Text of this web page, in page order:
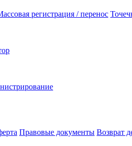
регистрация / перенос
Правовые документы Возврат